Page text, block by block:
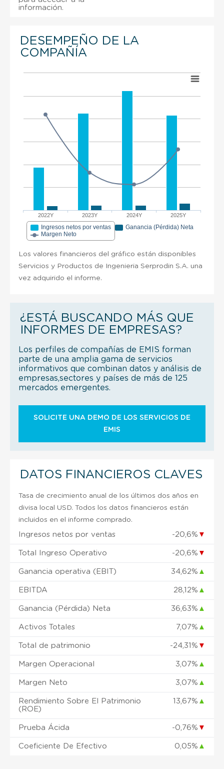
información.
DESEMPEÑO DE LA
COMPAÑÍA
2022Y 2023Y 2024Y 2025Y
Ingresos netos por ventas
Ganancia (Pérdida) Neta
Margen Neto
Los valores financieros del gráfico están disponibles
Servicios y Productos de Ingenieria Serprodin S.A. una
vez adquirido el informe.
¿ESTÁ BUSCANDO MÁS QUE
INFORMES DE EMPRESAS?
Los perfiles de compañías de EMIS forman
parte de una amplia gama de servicios
informativos que combinan datos y análisis de
empresas,sectores y países de más de 125
mercados emergentes.
SOLICITE UNA DEMO DE LOS SERVICIOS DE
EMIS
DATOS FINANCIEROS CLAVES
Tasa de crecimiento anual de los últimos dos años en
divisa local USD. Todos los datos financieros están
incluidos en el informe comprado.
Ingresos netos por ventas -20,6% ▼
Total Ingreso Operativo -20,6% ▼
Ganancia operativa (EBIT) 34,62% ▲
EBITDA 28,12% ▲
Ganancia (Pérdida) Neta 36,63% ▲
Activos Totales 7,07% ▲
Total de patrimonio -24,31% ▼
Margen Operacional 3,07% ▲
Margen Neto 3,07% ▲
Rendimiento Sobre El Patrimonio
(ROE)
13,67% ▲
Prueba Ácida -0,76% ▼
Coeficiente De Efectivo 0,05% ▲